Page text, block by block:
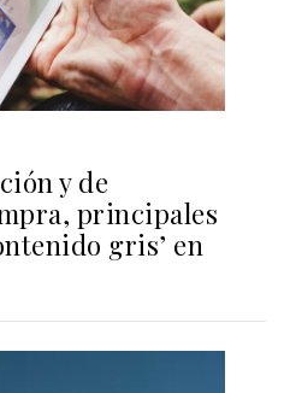
y de
principales
gris’ en